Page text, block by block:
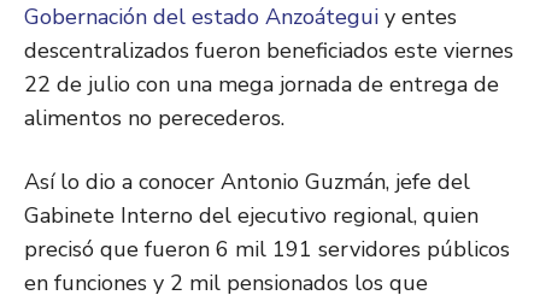
Gobernación del estado Anzoátegui y entes
descentralizados fueron beneficiados este viernes
22 de julio con una mega jornada de entrega de
alimentos no perecederos.
Así lo dio a conocer Antonio Guzmán, jefe del
Gabinete Interno del ejecutivo regional, quien
precisó que fueron 6 mil 191 servidores públicos
en funciones y 2 mil pensionados los que